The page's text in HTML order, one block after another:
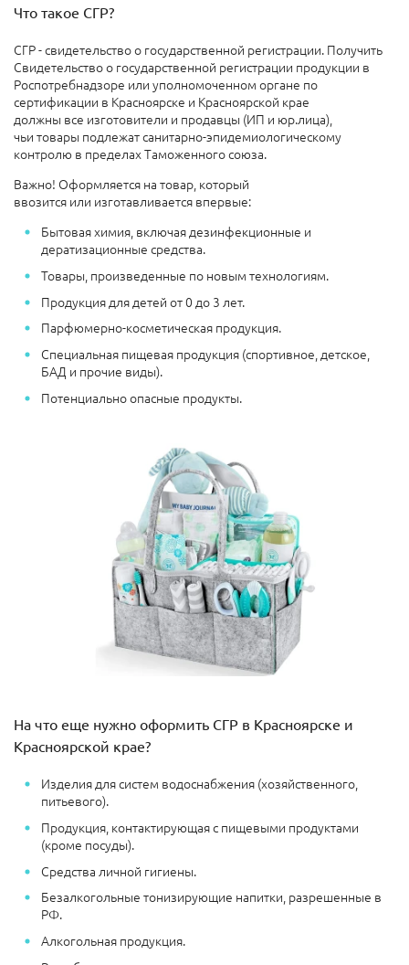
Что такое СГР?
СГР - свидетельство о государственной регистрации. Получить
Свидетельство о государственной регистрации продукции в
Роспотребнадзоре или уполномоченном органе по
сертификации в Красноярске и Красноярской крае
должны все изготовители и продавцы (ИП и юр.лица),
чьи товары подлежат санитарно-эпидемиологическому
контролю в пределах Таможенного союза.
Важно! Оформляется на товар, который
ввозится или изготавливается впервые:
Бытовая химия, включая дезинфекционные и
дератизационные средства.
Товары, произведенные по новым технологиям.
Продукция для детей от 0 до 3 лет.
Парфюмерно-косметическая продукция.
Специальная пищевая продукция (спортивное, детское,
БАД и прочие виды).
Потенциально опасные продукты.
На что еще нужно оформить СГР в Красноярске и
Красноярской крае?
Изделия для систем водоснабжения (хозяйственного,
питьевого).
Продукция, контактирующая с пищевыми продуктами
(кроме посуды).
Средства личной гигиены.
Безалкогольные тонизирующие напитки, разрешенные в
РФ.
Алкогольная продукция.